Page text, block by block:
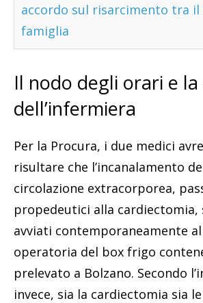
accordo sul risarcimento tra il
famiglia
Il nodo degli orari e la
dell’infermiera
Per la Procura, i due medici
risultare che l’incanalamento
circolazione extracorporea,
propedeutici alla cardiectomia,
avviati contemporaneamente
operatoria del box frigo
prelevato a Bolzano. Secondo
invece, sia la cardiectomia sia